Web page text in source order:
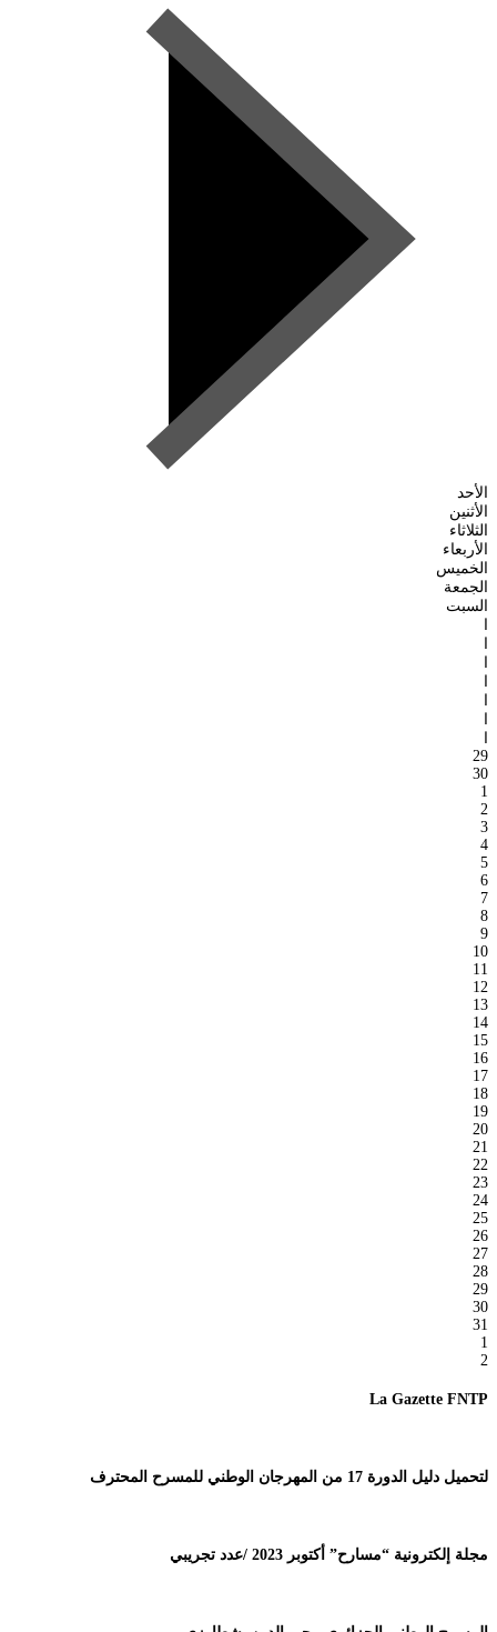
الأحد
الأثنين
الثلاثاء
الأربعاء
الخميس
الجمعة
السبت
29
30
1
2
3
4
5
6
7
8
9
10
11
12
13
14
15
16
17
18
19
20
21
22
23
24
25
26
27
28
29
30
31
1
2
La Gazette FNTP
لتحميل دليل الدورة 17 من المهرجان الوطني للمسرح المحترف
مجلة إلكترونية “مسارح” أكتوبر 2023 /عدد تجريبي